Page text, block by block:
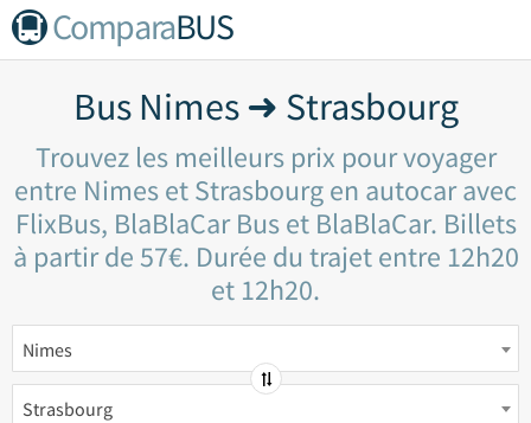
ComparaBUS
Bus Nimes ➜ Strasbourg
Trouvez les meilleurs prix pour voyager
entre Nimes et Strasbourg en autocar avec
FlixBus, BlaBlaCar Bus et BlaBlaCar. Billets
à partir de 57€. Durée du trajet entre 12h20
et 12h20.
Nimes
Strasbourg